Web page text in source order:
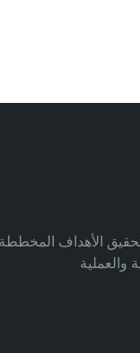
الأهداف